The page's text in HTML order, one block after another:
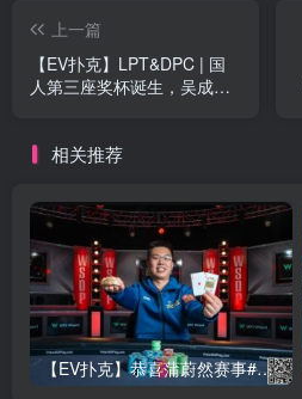
上一篇
【EV扑克】LPT&DPC | 国
人第三座奖杯诞生，吴成杉
相关推荐
【EV扑克】恭喜蒲蔚然赛事#65夺冠，收获国人2023WSOP第六条金手链，奖金93万刀！